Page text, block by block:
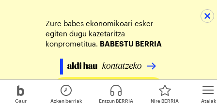
Gaur Atalak
Azken berriak Entzun BERRIA Nire BERRIA
Zure babes ekonomikoari esker
egiten dugu kazetaritza
konprometitua. BABESTU BERRIA
Egin zure ekarpena